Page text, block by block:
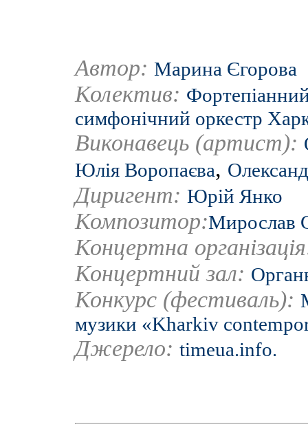
Автор: Марина Єгорова
Колектив:
симфонічний оркестр
Виконавець (артист):
Юлія Воропаєва,
Диригент: Юрій Янко
Композитор:Мирослав
Концертна
Концертний зал:
Конкурс (фестиваль):
музики «Kharkiv
Джерело: timeua.info.